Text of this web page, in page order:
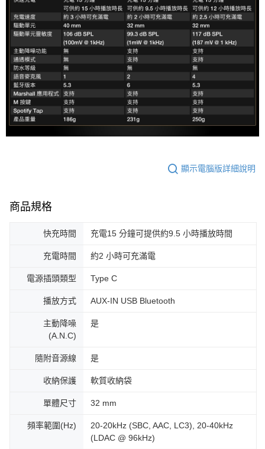
顯示電腦版詳細說明
商品規格
快充時間 充電15 分鐘可提供約9.5 小時播放時間
充電時間 約2 小時可充滿電
電源插頭類型 Type C
播放方式 AUX-IN USB Bluetooth
主動降噪
(A.N.C)
是
隨附音源線 是
收納保護 軟質收納袋
單體尺寸 32 mm
頻率範圍(Hz)
20-20kHz (SBC, AAC, LC3), 20-40kHz
(LDAC @ 96kHz)